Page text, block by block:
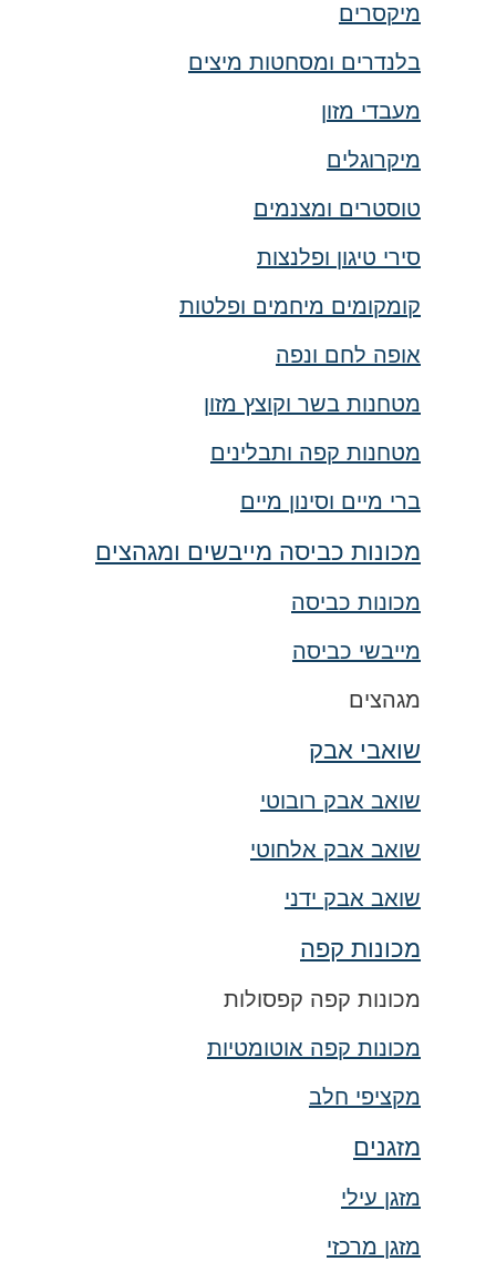
מיקסרים
בלנדרים ומסחטות מיצים
מעבדי מזון
מיקרוגלים
טוסטרים ומצנמים
סירי טיגון ופלנצות
קומקומים מיחמים ופלטות
אופה לחם ונפה
מטחנות בשר וקוצץ מזון
מטחנות קפה ותבלינים
ברי מיים וסינון מיים
מכונות כביסה מייבשים ומגהצים
מכונות כביסה
מייבשי כביסה
מגהצים
שואבי אבק
שואב אבק רובוטי
שואב אבק אלחוטי
שואב אבק ידני
מכונות קפה
מכונות קפה קפסולות
מכונות קפה אוטומטיות
מקציפי חלב
מזגנים
מזגן עילי
מזגן מרכזי